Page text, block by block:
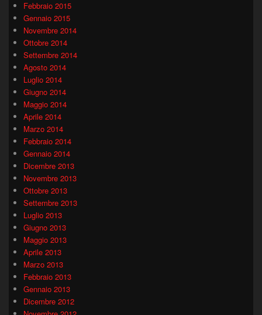
Febbraio 2015
Gennaio 2015
Novembre 2014
Ottobre 2014
Settembre 2014
Agosto 2014
Luglio 2014
Giugno 2014
Maggio 2014
Aprile 2014
Marzo 2014
Febbraio 2014
Gennaio 2014
Dicembre 2013
Novembre 2013
Ottobre 2013
Settembre 2013
Luglio 2013
Giugno 2013
Maggio 2013
Aprile 2013
Marzo 2013
Febbraio 2013
Gennaio 2013
Dicembre 2012